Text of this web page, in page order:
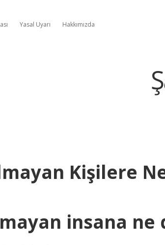
Yasal Uyarı Hakkımızda
Kişilere
insana ne